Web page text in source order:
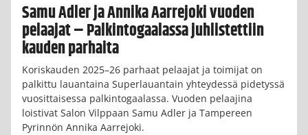
Samu Adler ja Annika Aarrejoki vuoden
pelaajat – Palkintogaalassa juhlistettiin
kauden parhaita
Koriskauden 2025–26 parhaat pelaajat ja toimijat on
palkittu lauantaina Superlauantain yhteydessä pidetyssä
vuosittaisessa palkintogaalassa. Vuoden pelaajina
loistivat Salon Vilppaan Samu Adler ja Tampereen
Pyrinnön Annika Aarrejoki.